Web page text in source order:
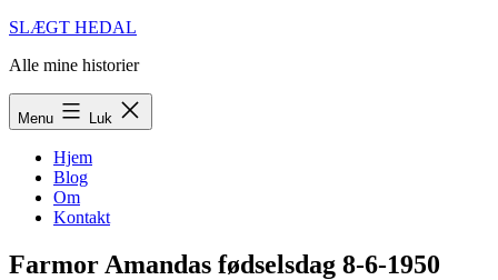
Fortsæt
indhold
SLÆGT HEDAL
Alle mine historier
Menu Luk
Hjem
Blog
Om
Kontakt
Farmor Amandas fødselsdag 8-6-1950